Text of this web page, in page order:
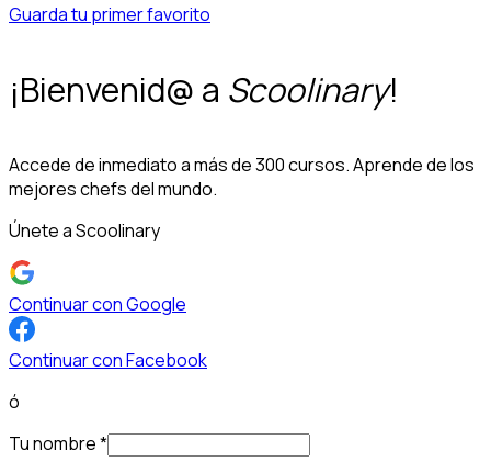
Guarda tu primer favorito
¡Bienvenid@ a Scoolinary!
Accede de inmediato a más de 300 cursos. Aprende de los
mejores chefs del mundo.
Únete a Scoolinary
Continuar con Google
Continuar con Facebook
ó
Tu nombre*